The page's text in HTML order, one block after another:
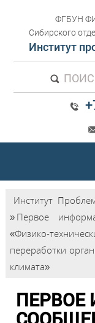
ФГБУН
Сибирского
Институт
Институт
»Первое
«Физико-
переработки
климата»